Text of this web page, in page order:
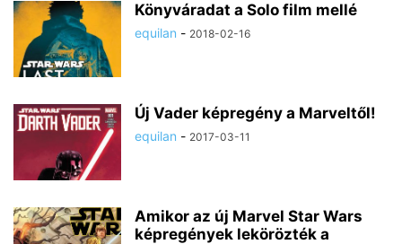
Könyváradat a Solo film mellé
equilan - 2018-02-16
Új Vader képregény a Marveltől!
equilan - 2017-03-11
Amikor az új Marvel Star Wars
képregények lekörözték a